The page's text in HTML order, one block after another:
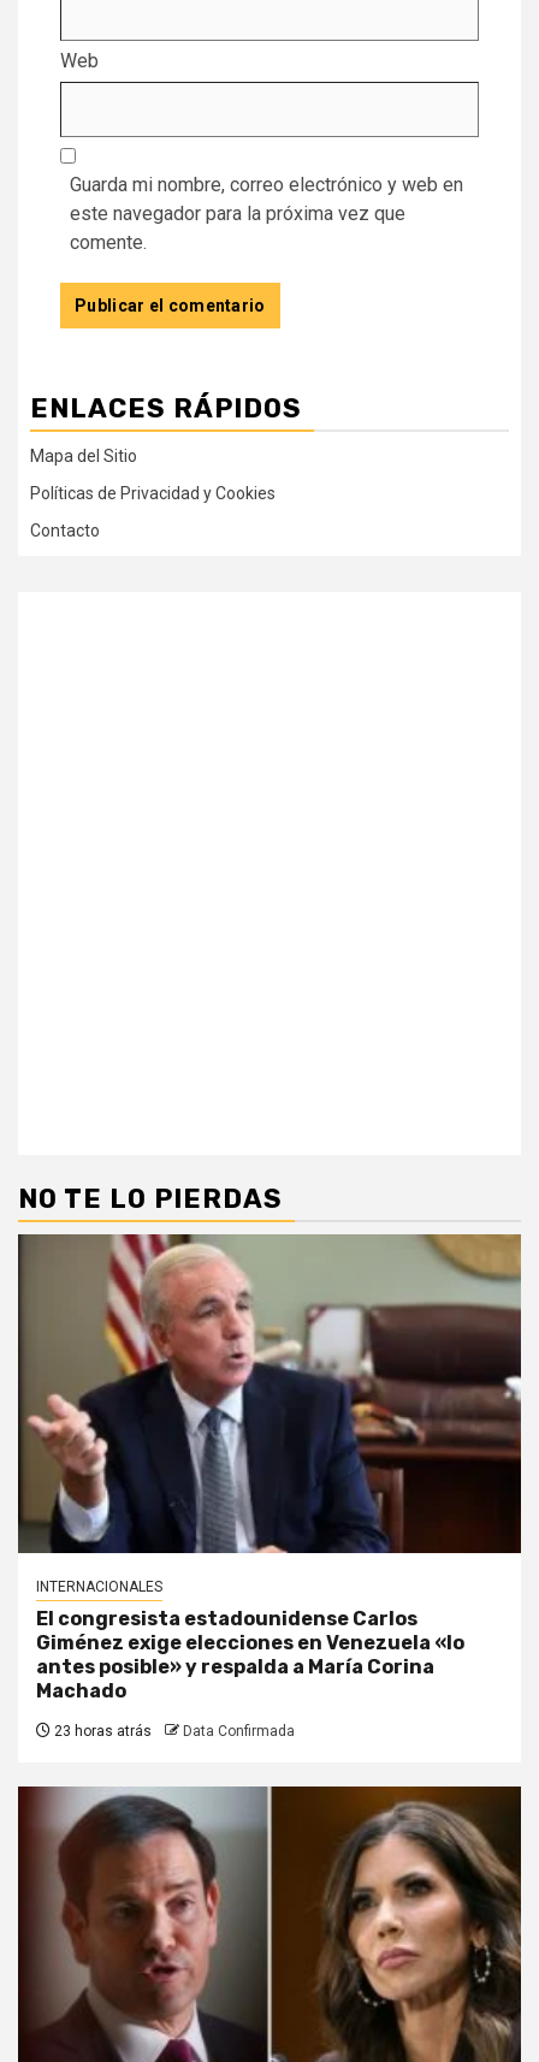
Web
Guarda mi nombre, correo electrónico y web en
este navegador para la próxima vez que
comente.
ENLACES RÁPIDOS
Mapa del Sitio
Políticas de Privacidad y Cookies
Contacto
NO TE LO PIERDAS
INTERNACIONALES
El congresista estadounidense Carlos
Giménez exige elecciones en Venezuela «lo
antes posible» y respalda a María Corina
Machado
23 horas atrás Data Confirmada